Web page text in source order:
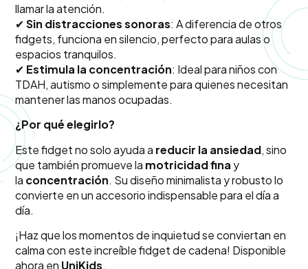
llamar la atención.
✔Sin distracciones sonoras: A diferencia de otros
fidgets, funciona en silencio, perfecto para aulas o
espacios tranquilos.
✔ Estimula la concentración: Ideal para niños con
TDAH, autismo o simplemente para quienes necesitan
mantener las manos ocupadas.
¿Por qué elegirlo?
Este fidget no solo ayuda a reducir la ansiedad, sino
que también promueve la motricidad fina y
la concentración. Su diseño minimalista y robusto lo
convierte en un accesorio indispensable para el día a
día.
¡Haz que los momentos de inquietud se conviertan en
calma con este increíble fidget de cadena! Disponible
ahora en UniKids.